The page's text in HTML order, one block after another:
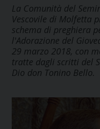
La Comunità del
Vescovile di Molfetta
schema di preghiera
l'Adorazione del
29 marzo 2018, con
tratte dagli scritti del
Dio don Tonino Bello.